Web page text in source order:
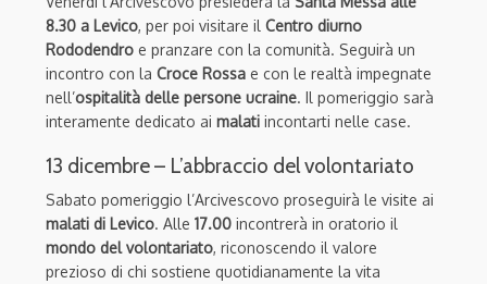
8.30 a Levico, per poi visitare il Centro diurno
Rododendro e pranzare con la comunità. Seguirà un
incontro con la Croce Rossa e con le realtà impegnate
nell’ospitalità delle persone ucraine. Il pomeriggio sarà
interamente dedicato ai malati incontarti nelle case.
13 dicembre – L’abbraccio del volontariato
Sabato pomeriggio l’Arcivescovo proseguirà le visite ai
malati di Levico. Alle 17.00 incontrerà in oratorio il
mondo del volontariato, riconoscendo il valore
prezioso di chi sostiene quotidianamente la vita